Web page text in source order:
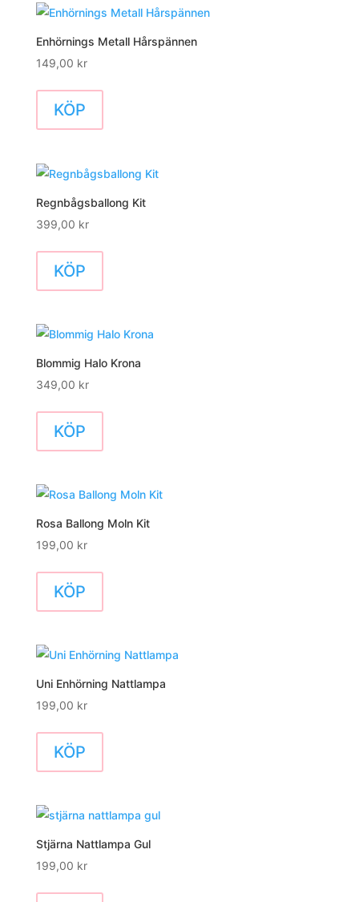
Enhörnings Metall Hårspännen
149,00 kr
KÖP
Regnbågsballong Kit
399,00 kr
KÖP
Blommig Halo Krona
349,00 kr
KÖP
Rosa Ballong Moln Kit
199,00 kr
KÖP
Uni Enhörning Nattlampa
199,00 kr
KÖP
Stjärna Nattlampa Gul
199,00 kr